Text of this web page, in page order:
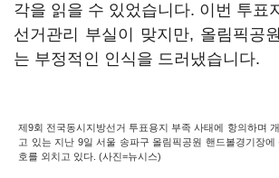
각을 읽을 수 있었습니다. 이번 투표
선거관리 부실이 맞지만, 올림픽공
는 부정적인 인식을 드러냈습니다.
제9회 전국동시지방선거 투표용지 부족 사태에 항의하며
고 있는 지난 9일 서울 송파구 올림픽공원 핸드볼경기장
호를 외치고 있다. (사진=뉴시스)